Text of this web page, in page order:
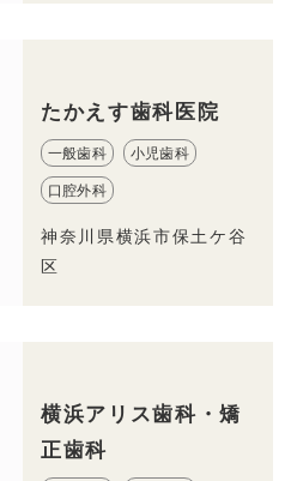
たかえす歯科医院
一般歯科 小児歯科
口腔外科
神奈川県横浜市保土ケ谷
区
横浜アリス歯科・矯
正歯科